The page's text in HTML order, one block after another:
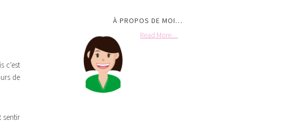
c’est
de
sentir
À PROPOS DE MOI…
Read More…